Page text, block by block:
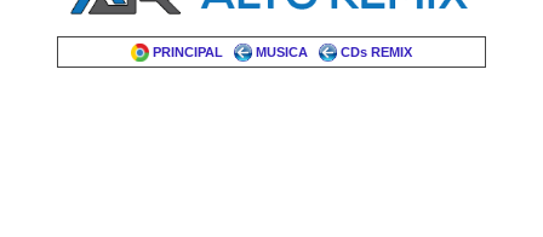
PRINCIPAL MUSICA CDs REMIX